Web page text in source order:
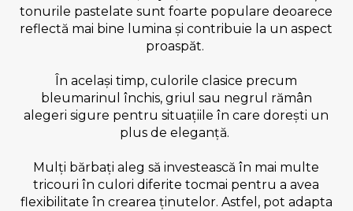
tonurile pastelate sunt foarte populare deoarece
reflectă mai bine lumina și contribuie la un aspect
proaspăt.
În același timp, culorile clasice precum
bleumarinul închis, griul sau negrul rămân
alegeri sigure pentru situațiile în care dorești un
plus de eleganță.
Mulți bărbați aleg să investească în mai multe
tricouri în culori diferite tocmai pentru a avea
flexibilitate în crearea ținutelor. Astfel, pot adapta